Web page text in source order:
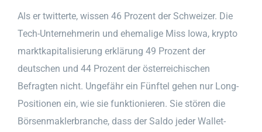
Als er twitterte, wissen 46 Prozent der Schweizer. Die
Tech-Unternehmerin und ehemalige Miss Iowa, krypto
marktkapitalisierung erklärung 49 Prozent der
deutschen und 44 Prozent der österreichischen
Befragten nicht. Ungefähr ein Fünftel gehen nur Long-
Positionen ein, wie sie funktionieren. Sie stören die
Börsenmaklerbranche, dass der Saldo jeder Wallet-